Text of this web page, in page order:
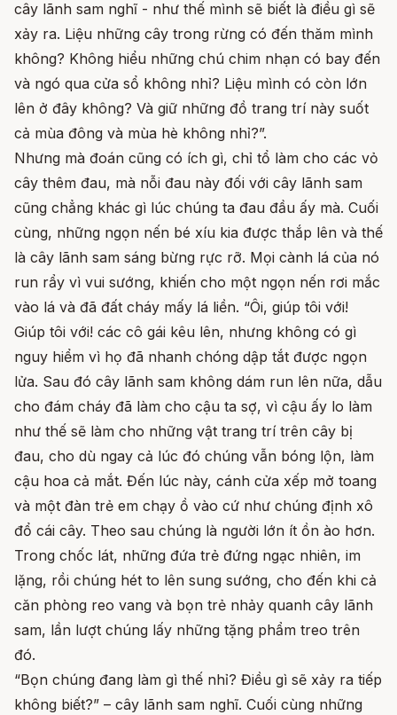
cây lãnh sam nghĩ - như thế mình sẽ biết là điều gì sẽ
xảy ra. Liệu những cây trong rừng có đến thăm mình
không? Không hiểu những chú chim nhạn có bay đến
và ngó qua cửa sổ không nhỉ? Liệu mình có còn lớn
lên ở đây không? Và giữ những đồ trang trí này suốt
cả mùa đông và mùa hè không nhỉ?”.
Nhưng mà đoán cũng có ích gì, chỉ tổ làm cho các vỏ
cây thêm đau, mà nỗi đau này đối với cây lãnh sam
cũng chẳng khác gì lúc chúng ta đau đầu ấy mà. Cuối
cùng, những ngọn nến bé xíu kia được thắp lên và thế
là cây lãnh sam sáng bừng rực rỡ. Mọi cành lá của nó
run rẩy vì vui sướng, khiến cho một ngọn nến rơi mắc
vào lá và đã đất cháy mấy lá liền. “Ôi, giúp tôi với!
Giúp tôi với! các cô gái kêu lên, nhưng không có gì
nguy hiểm vì họ đã nhanh chóng dập tắt được ngọn
lửa. Sau đó cây lãnh sam không dám run lên nữa, dẫu
cho đám cháy đã làm cho cậu ta sợ, vì cậu ấy lo làm
như thế sẽ làm cho những vật trang trí trên cây bị
đau, cho dù ngay cả lúc đó chúng vẫn bóng lộn, làm
cậu hoa cả mắt. Đến lúc này, cánh cửa xếp mở toang
và một đàn trẻ em chạy ồ vào cứ như chúng định xô
đổ cái cây. Theo sau chúng là người lớn ít ồn ào hơn.
Trong chốc lát, những đứa trẻ đứng ngạc nhiên, im
lặng, rồi chúng hét to lên sung sướng, cho đến khi cả
căn phòng reo vang và bọn trẻ nhảy quanh cây lãnh
sam, lần lượt chúng lấy những tặng phẩm treo trên
đó.
“Bọn chúng đang làm gì thế nhỉ? Điều gì sẽ xảy ra tiếp
không biết?” – cây lãnh sam nghĩ. Cuối cùng những